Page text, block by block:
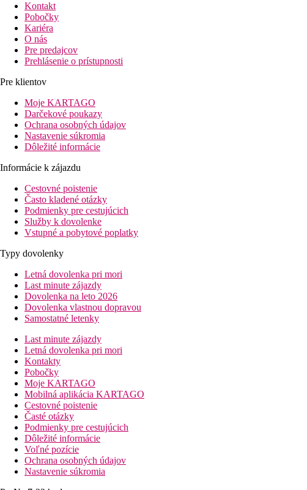
Kontakt
Pobočky
Kariéra
O nás
Pre predajcov
Prehlásenie o prístupnosti
Pre klientov
Moje KARTAGO
Darčekové poukazy
Ochrana osobných údajov
Nastavenie súkromia
Dôležité informácie
Informácie k zájazdu
Cestovné poistenie
Často kladené otázky
Podmienky pre cestujúcich
Služby k dovolenke
Vstupné a pobytové poplatky
Typy dovolenky
Letná dovolenka pri mori
Last minute zájazdy
Dovolenka na leto 2026
Dovolenka vlastnou dopravou
Samostatné letenky
Last minute zájazdy
Letná dovolenka pri mori
Kontakty
Pobočky
Moje KARTAGO
Mobilná aplikácia KARTAGO
Cestovné poistenie
Časté otázky
Podmienky pre cestujúcich
Dôležité informácie
Voľné pozície
Ochrana osobných údajov
Nastavenie súkromia